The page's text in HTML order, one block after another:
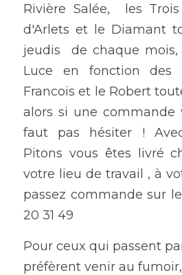
Rivière Salée,  les
d'Arlets et le Diamant
jeudis  de chaque
Luce en fonction des
Francois et le Robert
alors si une commande
faut pas hésiter !
Pitons vous êtes livré
votre lieu de travail , à
passez commande sur
20 31 49
Pour ceux qui passent
préfèrent venir au